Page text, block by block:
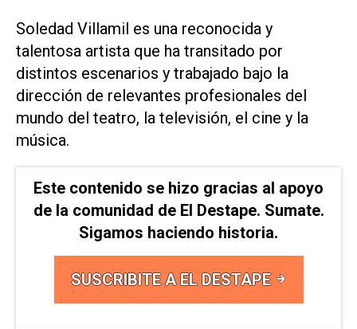
Soledad Villamil es una reconocida y
talentosa artista que ha transitado por
distintos escenarios y trabajado bajo la
dirección de relevantes profesionales del
mundo del teatro, la televisión, el cine y la
música.
Este contenido se hizo gracias al apoyo
de la comunidad de El Destape. Sumate.
Sigamos haciendo historia.
SUSCRIBITE A EL DESTAPE